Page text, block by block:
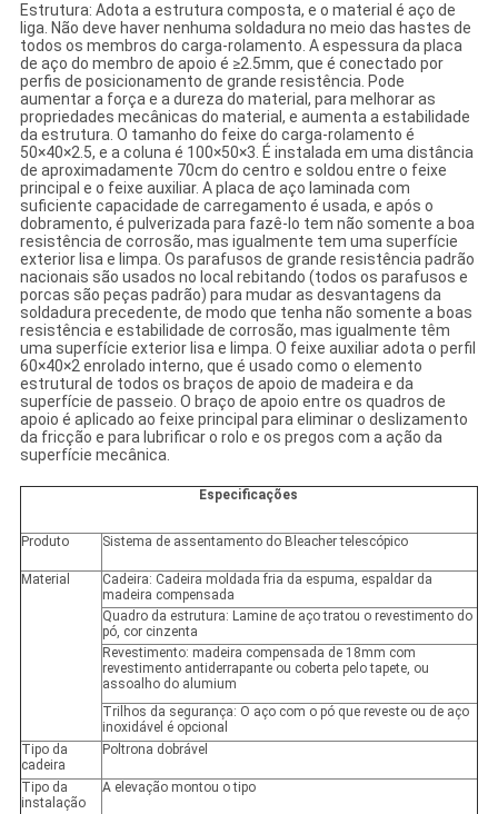
Estrutura: Adota a estrutura composta, e o material é aço de
liga. Não deve haver nenhuma soldadura no meio das hastes de
todos os membros do carga-rolamento. A espessura da placa
de aço do membro de apoio é ≥2.5mm, que é conectado por
perfis de posicionamento de grande resistência. Pode
aumentar a força e a dureza do material, para melhorar as
propriedades mecânicas do material, e aumenta a estabilidade
da estrutura. O tamanho do feixe do carga-rolamento é
50×40×2.5, e a coluna é 100×50×3. É instalada em uma distância
de aproximadamente 70cm do centro e soldou entre o feixe
principal e o feixe auxiliar. A placa de aço laminada com
suficiente capacidade de carregamento é usada, e após o
dobramento, é pulverizada para fazê-lo tem não somente a boa
resistência de corrosão, mas igualmente tem uma superfície
exterior lisa e limpa. Os parafusos de grande resistência padrão
nacionais são usados no local rebitando (todos os parafusos e
porcas são peças padrão) para mudar as desvantagens da
soldadura precedente, de modo que tenha não somente a boas
resistência e estabilidade de corrosão, mas igualmente têm
uma superfície exterior lisa e limpa. O feixe auxiliar adota o perfil
60×40×2 enrolado interno, que é usado como o elemento
estrutural de todos os braços de apoio de madeira e da
superfície de passeio. O braço de apoio entre os quadros de
apoio é aplicado ao feixe principal para eliminar o deslizamento
da fricção e para lubrificar o rolo e os pregos com a ação da
superfície mecânica.
Especificações
Produto Sistema de assentamento do Bleacher telescópico
Material
Cadeira: Cadeira moldada fria da espuma, espaldar da
madeira compensada
Quadro da estrutura: Lamine de aço tratou o revestimento do
pó, cor cinzenta
Revestimento: madeira compensada de 18mm com
revestimento antiderrapante ou coberta pelo tapete, ou
assoalho do alumium
Trilhos da segurança: O aço com o pó que reveste ou de aço
inoxidável é opcional
Tipo da
cadeira
Poltrona dobrável
Tipo da
instalação
A elevação montou o tipo